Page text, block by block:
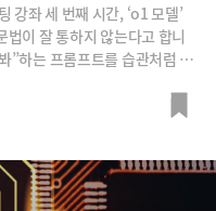
강좌 세 번째 시간, ‘o1 모델’
이 잘 통하지 않는다고 합니
”하는 프롬프트를 습관처럼 뒤
더 효과적이라는 것이죠. 아